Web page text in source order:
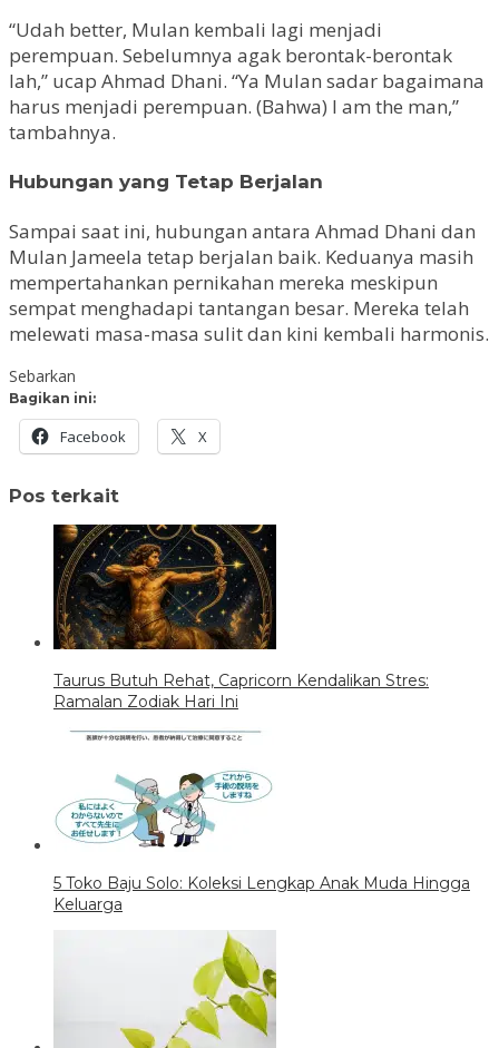
“Udah better, Mulan kembali lagi menjadi
perempuan. Sebelumnya agak berontak-berontak
lah,” ucap Ahmad Dhani. “Ya Mulan sadar bagaimana
harus menjadi perempuan. (Bahwa) I am the man,”
tambahnya.
Hubungan yang Tetap Berjalan
Sampai saat ini, hubungan antara Ahmad Dhani dan
Mulan Jameela tetap berjalan baik. Keduanya masih
mempertahankan pernikahan mereka meskipun
sempat menghadapi tantangan besar. Mereka telah
melewati masa-masa sulit dan kini kembali harmonis.
Sebarkan
Bagikan ini:
Facebook X
Pos terkait
Taurus Butuh Rehat, Capricorn Kendalikan Stres:
Ramalan Zodiak Hari Ini
5 Toko Baju Solo: Koleksi Lengkap Anak Muda Hingga
Keluarga